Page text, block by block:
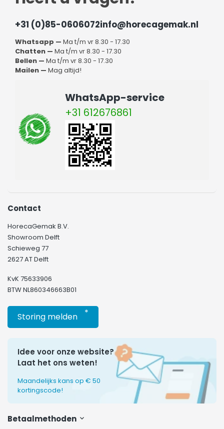
+31 (0)85-0606072info@horecagemak.nl
Whatsapp — Ma t/m vr 8.30 - 17.30
Chatten — Ma t/m vr 8.30 - 17.30
Bellen — Ma t/m vr 8.30 - 17.30
Mailen — Mag altijd!
WhatsApp-service
+31 612676861
Contact
HorecaGemak B.V.
Showroom Delft
Schieweg 77
2627 AT Delft
KvK 75633906
BTW NL860346663B01
Storing melden *
Idee voor onze website?
Laat het ons weten!
Maandelijks kans op € 50
kortingscode!
Betaalmethoden